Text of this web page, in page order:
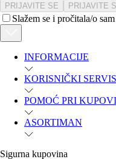
PRIJAVITE SE PRIJAVITE
Slažem se i pročitala/o sam
INFORMACIJE
KORISNIČKI SERVIS
POMOĆ PRI
ASORTIMAN
Sigurna kupovina